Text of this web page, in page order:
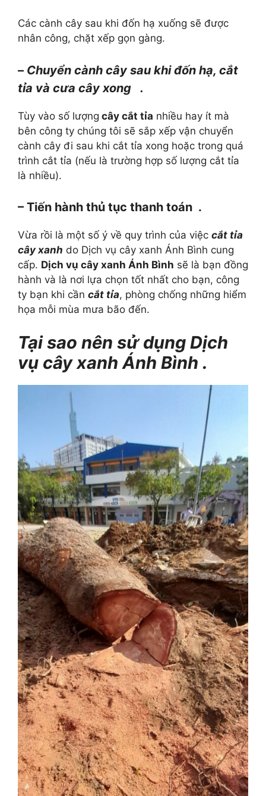
Các cành cây sau khi đốn hạ xuống sẽ được
nhân công, chặt xếp gọn gàng.
– Chuyển cành cây sau khi đốn hạ, cắt
tỉa và cưa cây xong .
Tùy vào số lượng cây cắt tỉa nhiều hay ít mà
bên công ty chúng tôi sẽ sắp xếp vận chuyển
cành cây đi sau khi cắt tỉa xong hoặc trong quá
trình cắt tỉa (nếu là trường hợp số lượng cắt tỉa
là nhiều).
– Tiến hành thủ tục thanh toán .
Vừa rồi là một số ý về quy trình của việc cắt tỉa
cây xanh do Dịch vụ cây xanh Ánh Bình cung
cấp. Dịch vụ cây xanh Ánh Bình sẽ là bạn đồng
hành và là nơi lựa chọn tốt nhất cho bạn, công
ty bạn khi cần cắt tỉa, phòng chống những hiểm
họa mỗi mùa mưa bão đến.
Tại sao nên sử dụng Dịch
vụ cây xanh Ánh Bình .